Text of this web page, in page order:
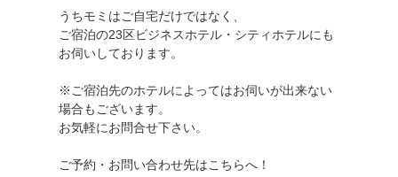
うちモミはご自宅だけではなく、
ご宿泊の23区ビジネスホテル・シティホテルにも
お伺いしております。
※ご宿泊先のホテルによってはお伺いが出来ない
場合もございます。
お気軽にお問合せ下さい。
ご予約・お問い合わせ先はこちらへ！